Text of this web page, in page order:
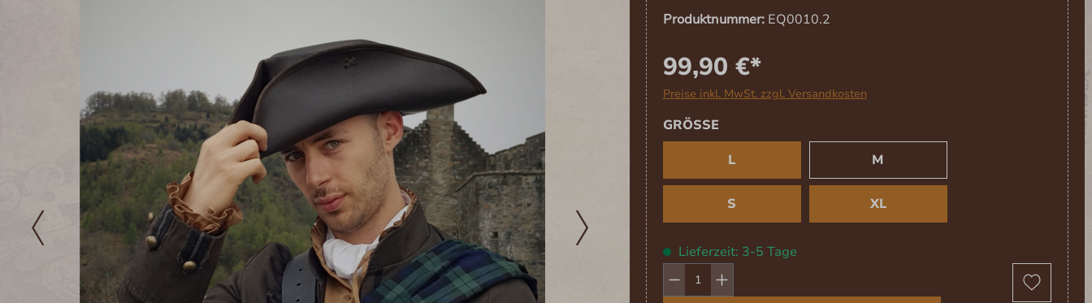
Produktnummer: EQ0010.2
99,90 €*
Preise inkl. MwSt. zzgl. Versandkosten
GRÖSSE AUSWÄHLEN
L
M
S XL
Lieferzeit: 3-5 Tage
Produkt Anzahl: Gib den gewünschten Wert